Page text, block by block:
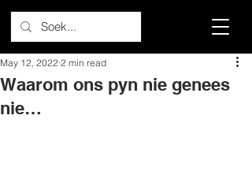
Waarom ons pyn nie genees
nie…
May 12, 2022 2 min read